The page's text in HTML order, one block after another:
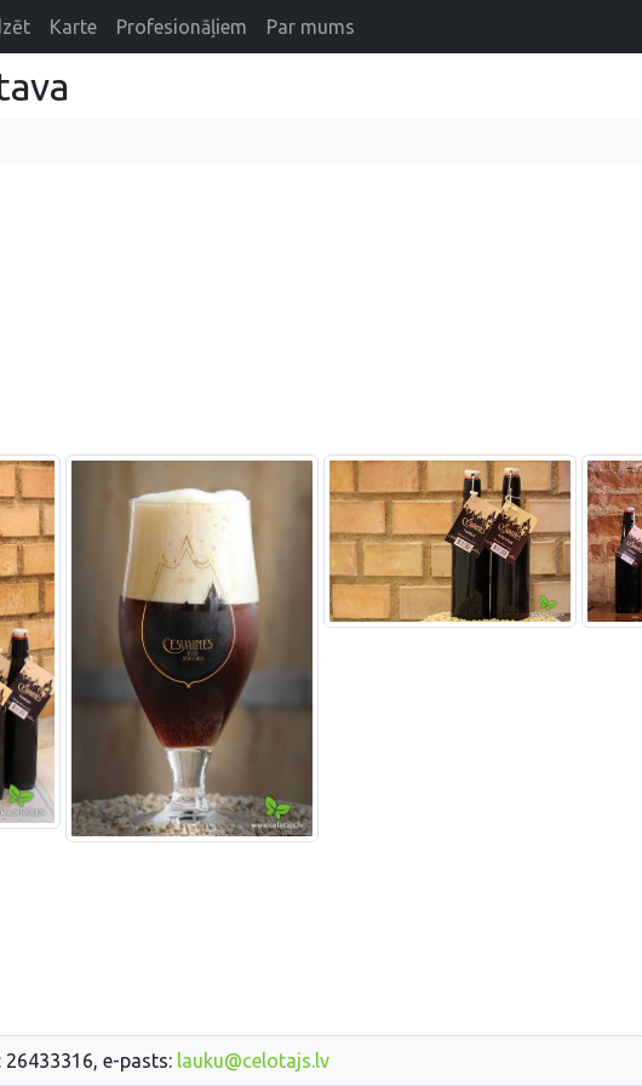
Karte Profesionāļiem Par mums
26433316, e-pasts: lauku@celotajs.lv